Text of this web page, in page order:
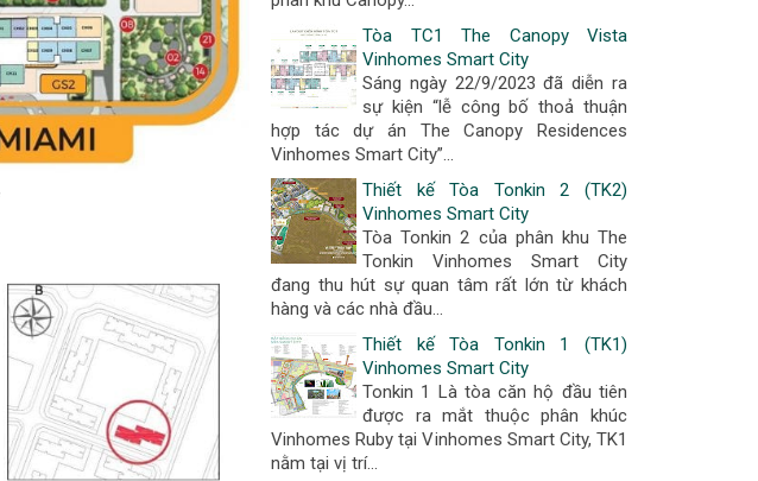
Tòa TC1 The Canopy Vista
Vinhomes Smart City
Sáng ngày 22/9/2023 đã diễn ra
sự kiện “lễ công bố thoả thuận
hợp tác dự án The Canopy Residences
Vinhomes Smart City”...
Thiết kế Tòa Tonkin 2 (TK2)
Vinhomes Smart City
Tòa Tonkin 2 của phân khu The
Tonkin Vinhomes Smart City
đang thu hút sự quan tâm rất lớn từ khách
hàng và các nhà đầu...
Thiết kế Tòa Tonkin 1 (TK1)
Vinhomes Smart City
Tonkin 1 Là tòa căn hộ đầu tiên
được ra mắt thuộc phân khúc
Vinhomes Ruby tại Vinhomes Smart City, TK1
nằm tại vị trí...